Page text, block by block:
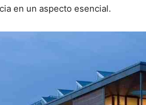
e e
en un aspecto esencial.